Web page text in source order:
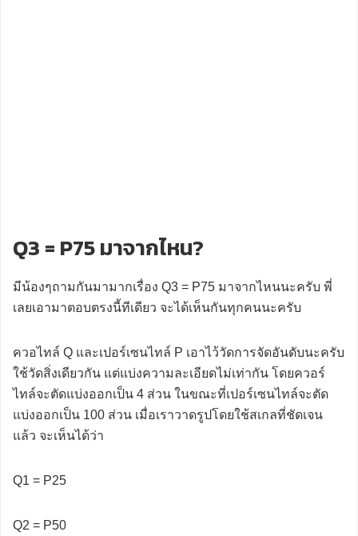
Q3 = P75 มาจากไหน?
มีน้องๆถามกันมามากเรื่อง Q3 = P75 มาจากไหนนะครับ พี่
เลยเอามาตอบตรงนี้ทีเดียว จะได้เห็นกันทุกคนนะครับ
ควอไทล์ Q และเปอร์เซนไทล์ P เอาไว้วัดการจัดอันดับนะครับ
ใช้วัดสิ่งเดียวกัน แต่แบ่งความละเอียดไม่เท่ากัน โดยควอร์
ไทล์จะตัดแบ่งออกเป็น 4 ส่วน ในขณะที่เปอร์เซนไทล์จะตัด
แบ่งออกเป็น 100 ส่วน เมื่อเราวาดรูปโดยใช้สเกลที่ชัดเจน
แล้ว จะเห็นได้ว่า
Q1 = P25
Q2 = P50